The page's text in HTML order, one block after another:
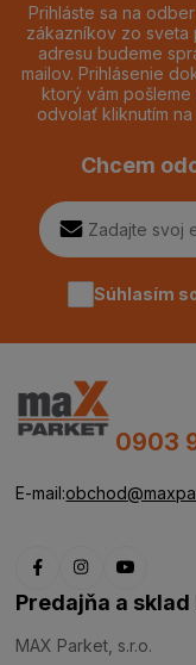
Prihláste sa na
zákazníkov zo sveta
adresu budeme
mailov. Prihlásenie
ktorý vám
odvolať kliknutím
Chcem
Súhlasím
0903
E-mail:
Predajňa a
MAX Parket, s.r.o.